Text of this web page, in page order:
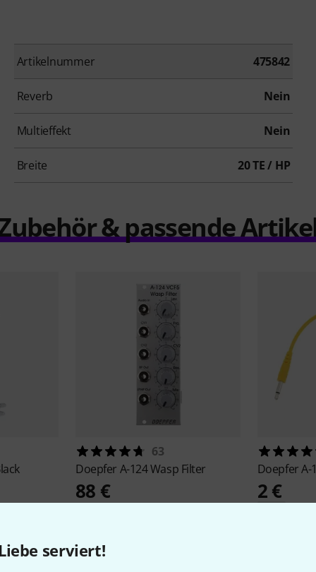
serviert!
Artikelnummer 475842
Reverb Nein
Multieffekt Nein
Breite 20 TE / HP
& passende
63
Doepfer A-124 Wasp Filter
88 €
DoepferA-
2 €